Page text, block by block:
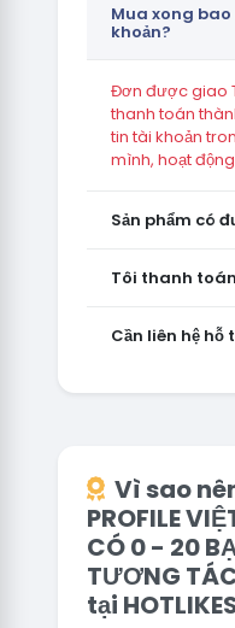
Mua xong
khoản?
Đơn được giao
thanh toán
tin tài khoản
mình, hoạt
Sản phẩm có
Tôi thanh
Cần liên hệ
Vì sao
PROFILE
CÓ 0 - 20
TƯƠNG
tại